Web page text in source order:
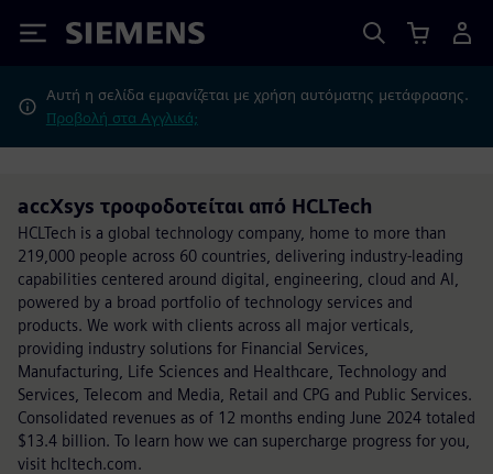
Siemens
Αυτή η σελίδα εμφανίζεται με χρήση αυτόματης μετάφρασης.
Προβολή στα Αγγλικά;
accXsys τροφοδοτείται από HCLTech
HCLTech is a global technology company, home to more than
219,000 people across 60 countries, delivering industry-leading
capabilities centered around digital, engineering, cloud and AI,
powered by a broad portfolio of technology services and
products. We work with clients across all major verticals,
providing industry solutions for Financial Services,
Manufacturing, Life Sciences and Healthcare, Technology and
Services, Telecom and Media, Retail and CPG and Public Services.
Consolidated revenues as of 12 months ending June 2024 totaled
$13.4 billion. To learn how we can supercharge progress for you,
visit hcltech.com.